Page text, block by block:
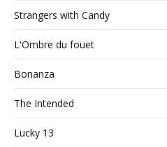
Strangers with Candy
L'Ombre du fouet
Bonanza
The Intended
Lucky 13